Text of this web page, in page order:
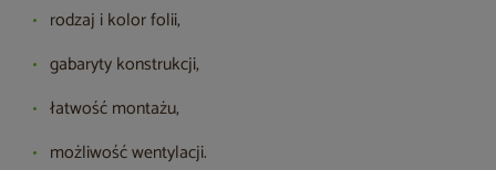
rodzaj i kolor folii,
gabaryty konstrukcji,
łatwość montażu,
możliwość wentylacji.